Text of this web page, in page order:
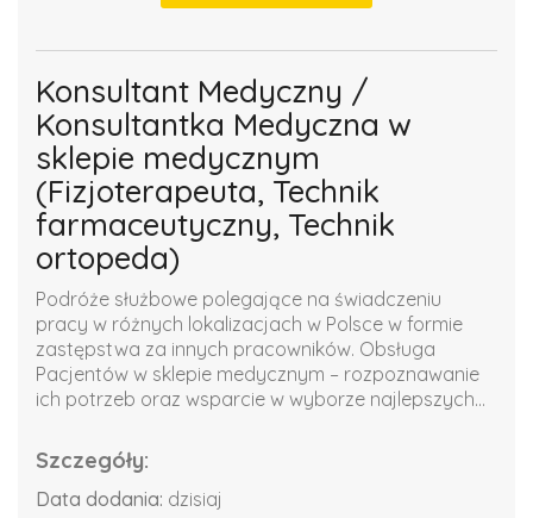
Konsultant Medyczny /
Konsultantka Medyczna w
sklepie medycznym
(Fizjoterapeuta, Technik
farmaceutyczny, Technik
ortopeda)
Podróże służbowe polegające na świadczeniu
pracy w różnych lokalizacjach w Polsce w formie
zastępstwa za innych pracowników. Obsługa
Pacjentów w sklepie medycznym – rozpoznawanie
ich potrzeb oraz wsparcie w wyborze najlepszych...
Szczegóły:
Data dodania: dzisiaj